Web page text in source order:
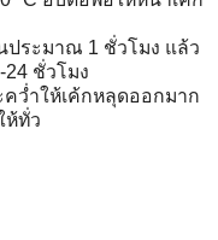
ประมาณ 1 ชั่วโมง แล้ว
ชั่วโมง
ว่ำให้เค้กหลุดออกมาก
ห้ทั่ว